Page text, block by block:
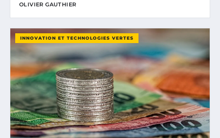
OLIVIER GAUTHIER
INNOVATION ET TECHNOLOGIES VERTES